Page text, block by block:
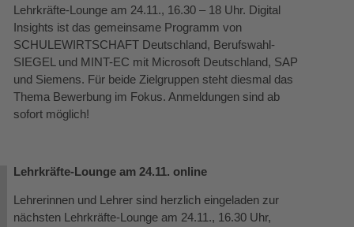
Lehrkräfte-Lounge am 24.11., 16.30 – 18 Uhr. Digital
Insights ist das gemeinsame Programm von
SCHULEWIRTSCHAFT Deutschland, Berufswahl-
SIEGEL und MINT-EC mit Microsoft Deutschland, SAP
und Siemens. Für beide Zielgruppen steht diesmal das
Thema Bewerbung im Fokus. Anmeldungen sind ab
sofort möglich!
Lehrkräfte-Lounge am 24.11. online
Lehrerinnen und Lehrer sind herzlich eingeladen zur
nächsten Lehrkräfte-Lounge am 24.11., 16.30 Uhr,